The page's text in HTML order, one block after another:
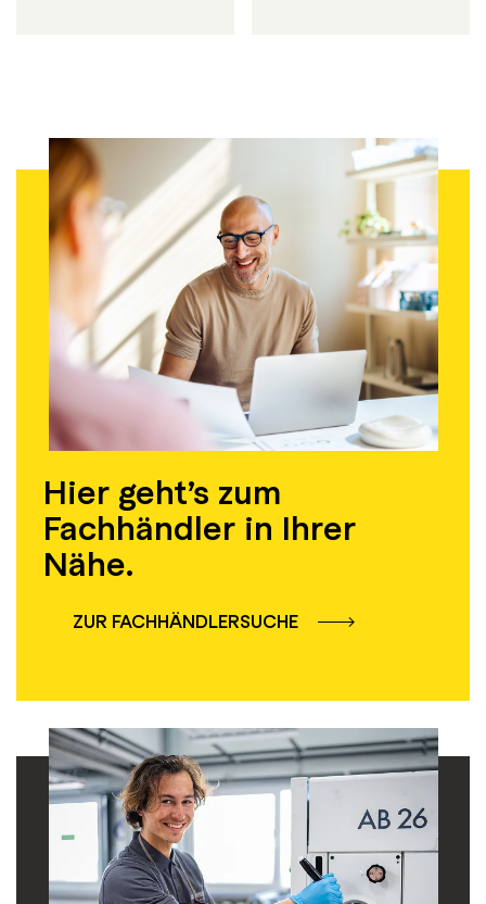
Hier geht’s zum
Fachhändler in Ihrer
Nähe.
ZUR FACHHÄNDLERSUCHE